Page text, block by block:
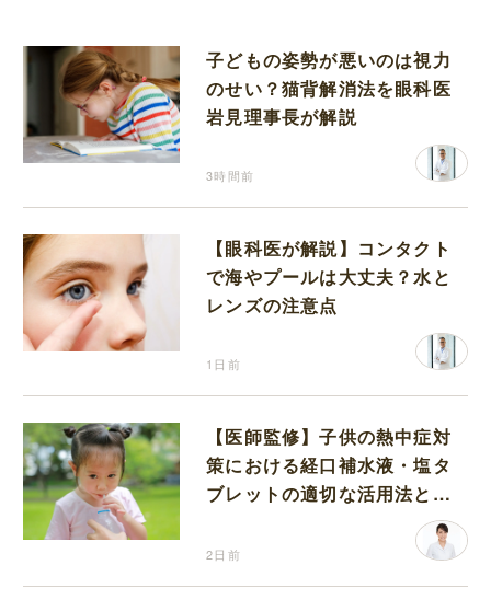
子どもの姿勢が悪いのは視力
のせい？猫背解消法を眼科医
岩見理事長が解説
3時間前
【眼科医が解説】コンタクト
で海やプールは大丈夫？水と
レンズの注意点
1日前
【医師監修】子供の熱中症対
策における経口補水液・塩タ
ブレットの適切な活用法と水
2日前